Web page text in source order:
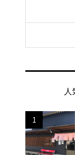
人
1